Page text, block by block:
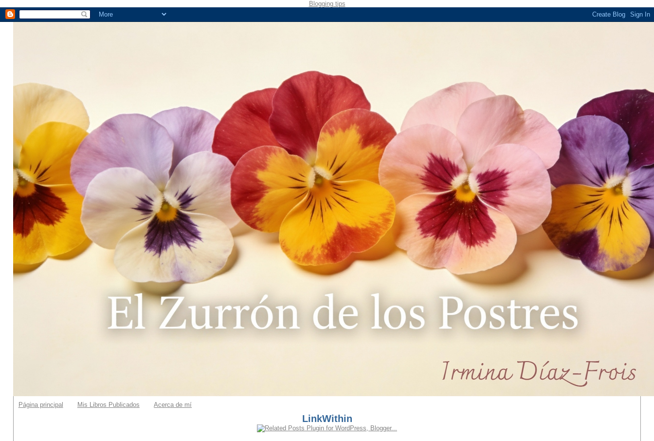
Blogging tips
Página principal Mis Libros Publicados Acerca de mí
LinkWithin